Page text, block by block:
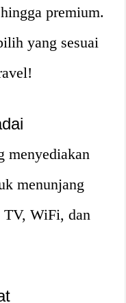
premium.
yang sesuai
menyediakan
menunjang
TV, WiFi, dan